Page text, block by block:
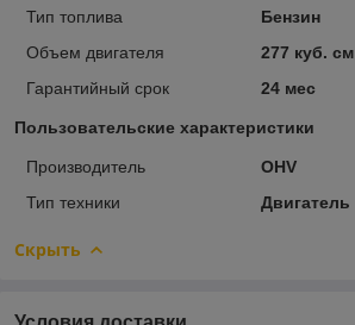
Тип топлива
Бензин
Объем двигателя
277 куб. см
Гарантийный срок
24 мес
Пользовательские характеристики
Производитель
OHV
Тип техники
Двигатель
Скрыть